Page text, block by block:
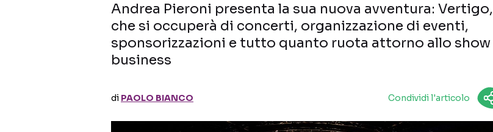
Andrea Pieroni presenta la sua nuova avventura: Vertigo,
che si occuperà di concerti, organizzazione di eventi,
sponsorizzazioni e tutto quanto ruota attorno allo show
business
di PAOLO BIANCO Condividi l'articolo